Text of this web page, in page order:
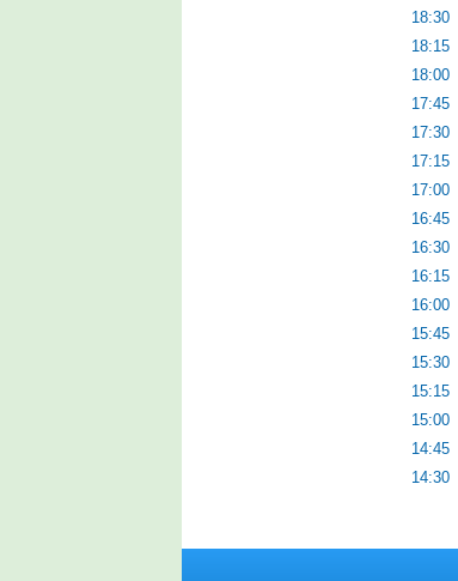
18:30
18:15
18:00
17:45
17:30
17:15
17:00
16:45
16:30
16:15
16:00
15:45
15:30
15:15
15:00
14:45
14:30